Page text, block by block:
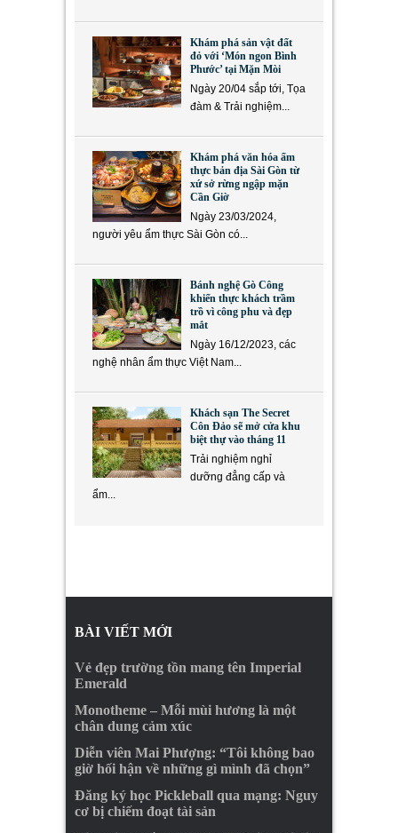
Khám phá sản vật đất
đỏ với ‘Món ngon Bình
Phước’ tại Mặn Mòi
Ngày 20/04 sắp tới, Tọa
đàm & Trải nghiệm...
Khám phá văn hóa ẩm
thực bản địa Sài Gòn từ
xứ sở rừng ngập mặn
Cần Giờ
Ngày 23/03/2024,
người yêu ẩm thực Sài Gòn có...
Bánh nghệ Gò Công
khiến thực khách trầm
trồ vì công phu và đẹp
mắt
Ngày 16/12/2023, các
nghệ nhân ẩm thực Việt Nam...
Khách sạn The Secret
Côn Đảo sẽ mở cửa khu
biệt thự vào tháng 11
Trải nghiệm nghỉ
dưỡng đẳng cấp và
ẩm...
BÀI VIẾT MỚI
Vẻ đẹp trường tồn mang tên Imperial
Emerald
Monotheme – Mỗi mùi hương là một
chân dung cảm xúc
Diễn viên Mai Phượng: “Tôi không bao
giờ hối hận về những gì mình đã chọn”
Đăng ký học Pickleball qua mạng: Nguy
cơ bị chiếm đoạt tài sản